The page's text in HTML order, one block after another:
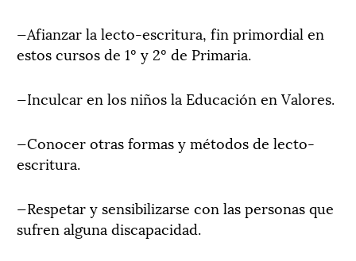
—Afianzar la lecto-escritura, fin primordial en
estos cursos de 1º y 2º de Primaria.
—Inculcar en los niños la Educación en Valores.
—Conocer otras formas y métodos de lecto-
escritura.
—Respetar y sensibilizarse con las personas que
sufren alguna discapacidad.